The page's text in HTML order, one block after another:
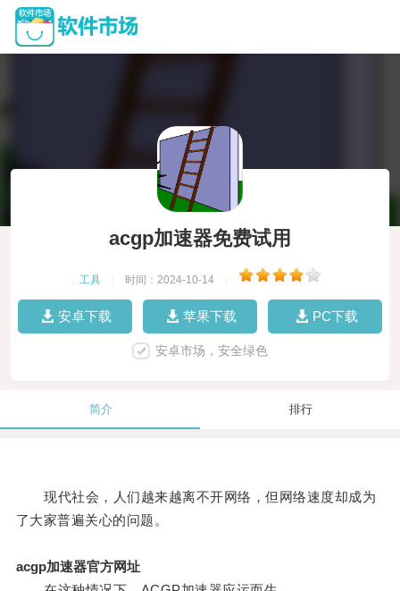
acgp加速器免费试用
工具 时间：2024-10-14
安卓下载 苹果下载 PC下载
安卓市场，安全绿色
简介 排行
现代社会，人们越来越离不开网络，但网络速度却成为
了大家普遍关心的问题。
acgp加速器官方网址